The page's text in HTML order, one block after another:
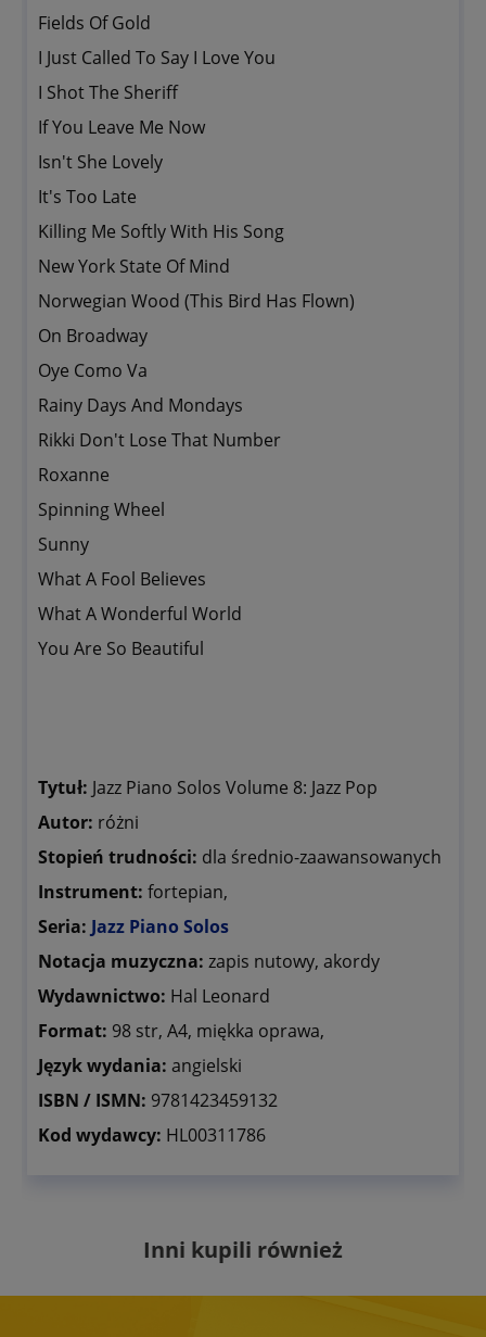
Fields Of Gold
I Just Called To Say I Love You
I Shot The Sheriff
If You Leave Me Now
Isn't She Lovely
It's Too Late
Killing Me Softly With His Song
New York State Of Mind
Norwegian Wood (This Bird Has Flown)
On Broadway
Oye Como Va
Rainy Days And Mondays
Rikki Don't Lose That Number
Roxanne
Spinning Wheel
Sunny
What A Fool Believes
What A Wonderful World
You Are So Beautiful
Tytuł: Jazz Piano Solos Volume 8: Jazz Pop
Autor: różni
Stopień trudności: dla średnio-zaawansowanych
Instrument: fortepian,
Seria: Jazz Piano Solos
Notacja muzyczna: zapis nutowy, akordy
Wydawnictwo: Hal Leonard
Format: 98 str, A4, miękka oprawa,
Język wydania: angielski
ISBN / ISMN: 9781423459132
Kod wydawcy: HL00311786
Inni kupili również